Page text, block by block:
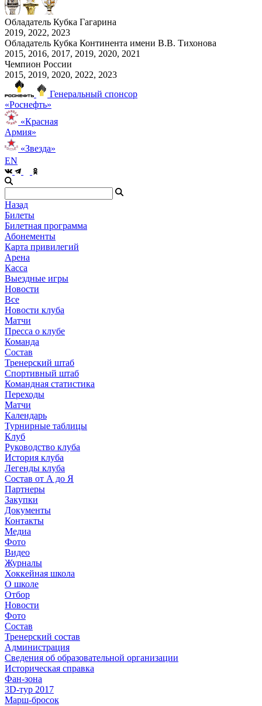
Обладатель Кубка Гагарина
2019, 2022, 2023
Обладатель Кубка Континента имени В.В. Тихонова
2015, 2016, 2017, 2019, 2020, 2021
Чемпион России
2015, 2019, 2020, 2022, 2023
Генеральный спонсор
«Роснефть»
«Красная
Армия»
«Звезда»
EN
Назад
Билеты
Билетная программа
Абонементы
Карта привилегий
Арена
Касса
Выездные игры
Новости
Все
Новости клуба
Матчи
Пресса о клубе
Команда
Состав
Тренерский штаб
Спортивный штаб
Командная статистика
Переходы
Матчи
Календарь
Турнирные таблицы
Клуб
Руководство клуба
История клуба
Легенды клуба
Состав от А до Я
Партнеры
Закупки
Документы
Контакты
Медиа
Фото
Видео
Журналы
Хоккейная школа
О школе
Отбор
Новости
Фото
Состав
Тренерский состав
Администрация
Сведения об образовательной организации
Историческая справка
Фан-зона
3D-тур 2017
Марш-бросок